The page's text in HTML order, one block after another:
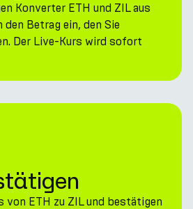
Konverter ETH und ZIL aus
den Betrag ein, den Sie
Der Live-Kurs wird sofort
von ETH zu ZIL und bestätigen